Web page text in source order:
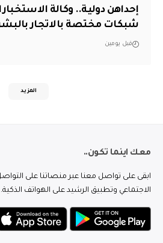
إحداهن دولية.. وكالة
شبكات مختصة بالاتجار
قبل يومين
المزيد
معك اينما تكون..
ابقى على تواصل معنا عبر منصاتنا على
الاجتماعي وتطبيق الرشيد على الهواتف الذكية.